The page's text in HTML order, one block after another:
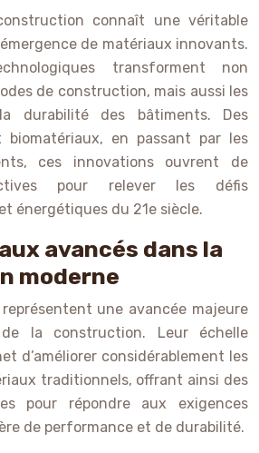
connaît une véritable
de matériaux innovants.
transforment non
de construction, mais aussi les
durabilité des bâtiments. Des
biomatériaux, en passant par les
ces innovations ouvrent de
pour relever les défis
énergétiques du 21e siècle.
avancés dans la
moderne
une avancée majeure
la construction. Leur échelle
d’améliorer considérablement les
traditionnels, offrant ainsi des
pour répondre aux exigences
de performance et de durabilité.